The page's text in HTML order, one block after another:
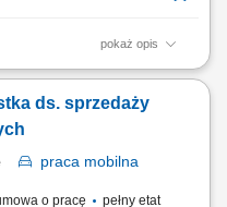
pokaż opis
klientami biznesowymi
działań zwiększających
rozwoju kont i
ds. sprzedaży
praca mobilna
o pracę
pełny etat